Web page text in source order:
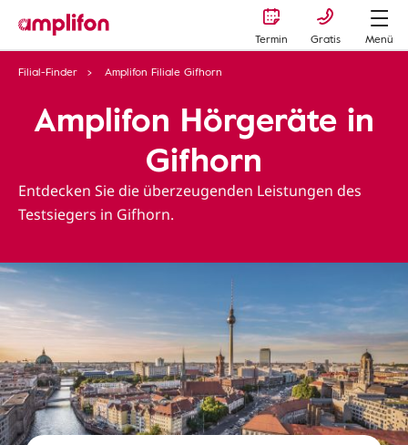
Termin Gratis
Menü
Filial-Finder
Amplifon Filiale Gifhorn
Amplifon Hörgeräte in
Gifhorn
Entdecken Sie die überzeugenden Leistungen des
Testsiegers in Gifhorn.